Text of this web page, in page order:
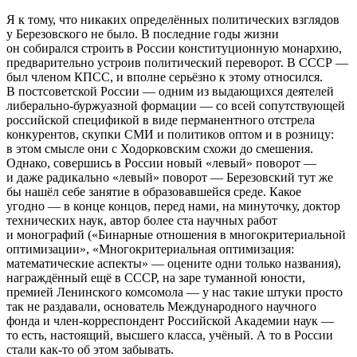
Я к тому, что никаких определённых политических взглядов
у Березовского не было. В последние годы жизни
он собирался строить в России конституционную монархию,
предварительно устроив политический переворот. В СССР —
был членом КПСС, и вполне серьёзно к этому относился.
В постсоветской России — одним из выдающихся деятелей
либерально-буржуазной формации — со всей сопутствующей
российской спецификой в виде перманентного отстрела
конкурентов, скупки СМИ и политиков оптом и в розницу:
в этом смысле они с Ходорковским схожи до смешения.
Однако, совершись в России новый «левый» поворот —
и даже радикально «левый» поворот — Березовский тут же
бы нашёл себе занятие в образовавшейся среде. Какое
угодно — в конце концов, перед нами, на минуточку, доктор
технических наук, автор более ста научных работ
и монографий («Бинарные отношения в многокритериальной
оптимизации», «Многокритериальная оптимизация:
математические аспекты» — оцените одни только названия),
награждённый ещё в СССР, на заре туманной юности,
премией Ленинского комсомола — у нас такие штуки просто
так не раздавали, основатель Международного научного
фонда и член-корреспондент Российской Академии наук —
то есть, настоящий, высшего класса, учёный. А то в России
стали как-то об этом забывать.